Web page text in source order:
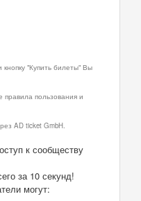
"Купить билеты" Вы
правила пользования и
AD ticket GmbH.
к сообществу
за 10 секунд!
могут: